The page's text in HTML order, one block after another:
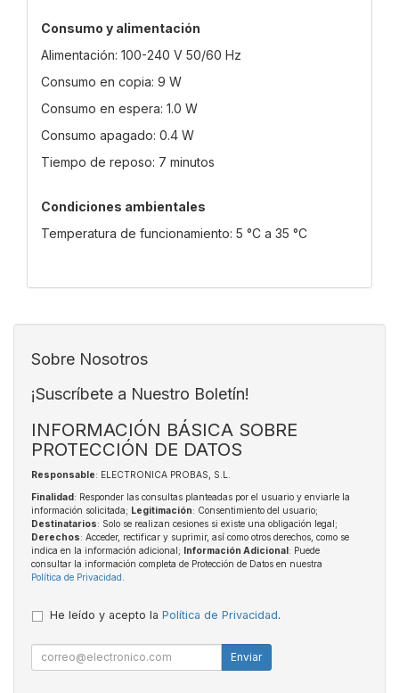
Consumo y alimentación
Alimentación: 100-240 V 50/60 Hz
Consumo en copia: 9 W
Consumo en espera: 1.0 W
Consumo apagado: 0.4 W
Tiempo de reposo: 7 minutos
Condiciones ambientales
Temperatura de funcionamiento: 5 °C a 35 °C
Sobre Nosotros
¡Suscríbete a Nuestro Boletín!
INFORMACIÓN BÁSICA SOBRE
PROTECCIÓN DE DATOS
Responsable: ELECTRONICA PROBAS, S.L.
Finalidad: Responder las consultas planteadas por el usuario y enviarle la
información solicitada; Legitimación: Consentimiento del usuario;
Destinatarios: Solo se realizan cesiones si existe una obligación legal;
Derechos: Acceder, rectificar y suprimir, así como otros derechos, como se
indica en la información adicional; Información Adicional: Puede
consultar la información completa de Protección de Datos en nuestra
Política de Privacidad
He leído y acepto la Política de Privacidad.
Enviar